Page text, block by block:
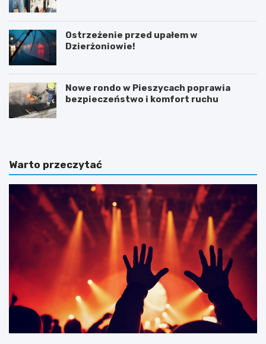
Ostrzeżenie przed upałem w
Dzierżoniowie!
Nowe rondo w Pieszycach poprawia
bezpieczeństwo i komfort ruchu
Warto przeczytać